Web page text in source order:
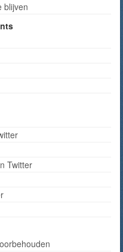
blijven
Twitter